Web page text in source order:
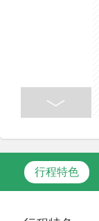
行程特色